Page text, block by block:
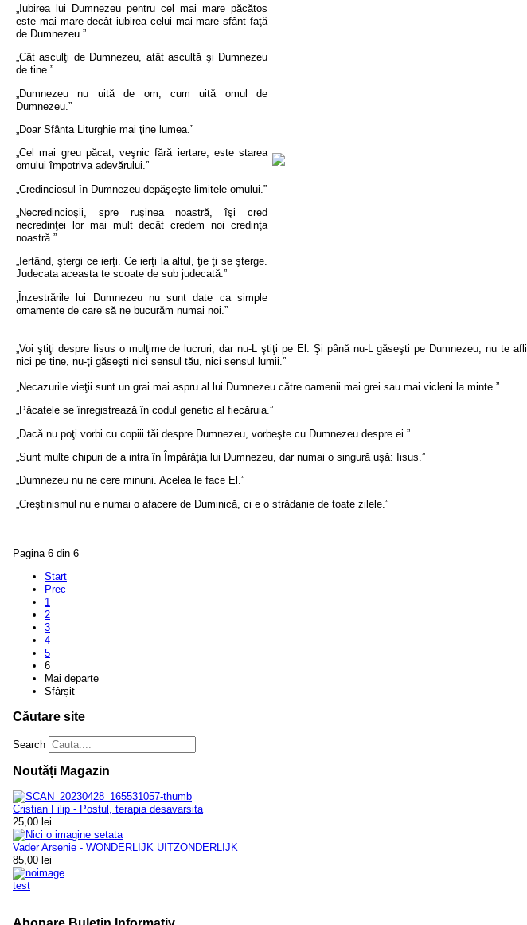
„Iubirea lui Dumnezeu pentru cel mai mare păcătos
este mai mare decât iubirea celui mai mare sfânt faţă
de Dumnezeu.”
„Cât asculţi de Dumnezeu, atât ascultă şi Dumnezeu
de tine.”
„Dumnezeu nu uită de om, cum uită omul de
Dumnezeu.”
„Doar Sfânta Liturghie mai ţine lumea.”
„Cel mai greu păcat, veşnic fără iertare, este starea
omului împotriva adevărului.”
„Credinciosul în Dumnezeu depăşeşte limitele omului.”
„Necredincioşii, spre ruşinea noastră, îşi cred
necredinţei lor mai mult decât credem noi credinţa
noastră.”
„Iertând, ştergi ce ierţi. Ce ierţi la altul, ţie ţi se şterge.
Judecata aceasta te scoate de sub judecată.”
‚Înzestrările lui Dumnezeu nu sunt date ca simple
ornamente de care să ne bucurăm numai noi.”
„Voi ştiţi despre Iisus o mulţime de lucruri, dar nu-L ştiţi pe El. Şi până nu-L găseşti pe Dumnezeu, nu te afli
nici pe tine, nu-ţi găseşti nici sensul tău, nici sensul lumii.”
„Necazurile vieţii sunt un grai mai aspru al lui Dumnezeu către oamenii mai grei sau mai vicleni la minte.”
„Păcatele se înregistrează în codul genetic al fiecăruia.”
„Dacă nu poţi vorbi cu copiii tăi despre Dumnezeu, vorbeşte cu Dumnezeu despre ei.”
„Sunt multe chipuri de a intra în Împărăţia lui Dumnezeu, dar numai o singură uşă: Iisus.”
„Dumnezeu nu ne cere minuni. Acelea le face El.”
„Creştinismul nu e numai o afacere de Duminică, ci e o strădanie de toate zilele.”
Pagina 6 din 6
Start
Prec
1
2
3
4
5
6
Mai departe
Sfârșit
Căutare site
Search
Noutăți Magazin
Cristian Filip - Postul, terapia desavarsita
25,00 lei
Vader Arsenie - WONDERLIJK UITZONDERLIJK
85,00 lei
test